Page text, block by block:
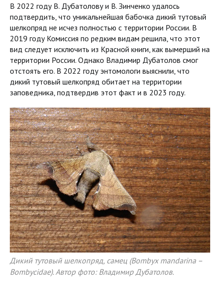
В 2022 году В. Дубатолову и В. Зинченко удалось
подтвердить, что уникальнейшая бабочка дикий тутовый
шелкопряд не исчез полностью с территории России. В
2019 году Комиссия по редким видам решила, что этот
вид следует исключить из Красной книги, как вымерший на
территории России. Однако Владимир Дубатолов смог
отстоять его. В 2022 году энтомологи выяснили, что
дикий тутовый шелкопряд обитает на территории
заповедника, подтвердив этот факт и в 2023 году.
Дикий тутовый шелкопряд, самец (Bombyx mandarina –
Bombycidae). Автор фото: Владимир Дубатолов.